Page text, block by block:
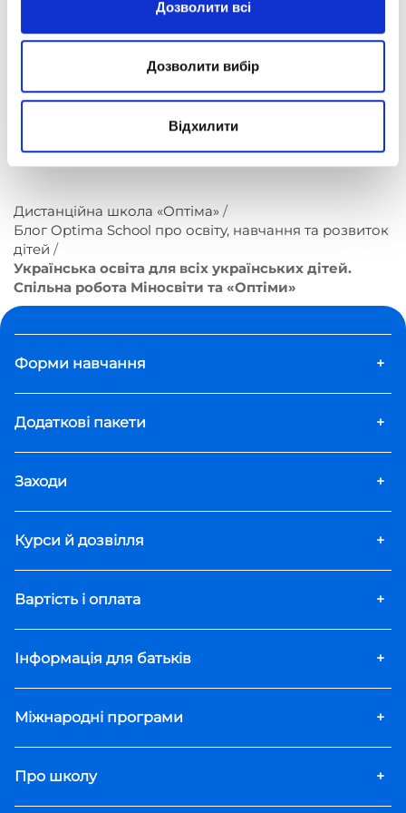
Дозволити всі
Дозволити вибір
Відхилити
отримати актуальні знання!
Співпраця Міносвіти та «Оптіми» відкриває
грандіозні перспективи для вільного доступу
всіх школярів до дистанційної шкільної освіти
Дистанційна школа «Оптіма»
Блог Optima School про освіту, навчання та розвиток
дітей
Українська освіта для всіх українських дітей.
Спільна робота Міносвіти та «Оптіми»
Форми навчання +
Додаткові пакети +
Заходи +
Курси й дозвілля +
Вартість і оплата +
Інформація для батьків +
Міжнародні програми +
Про школу +